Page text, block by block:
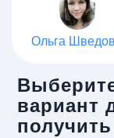
Ольга
вариант